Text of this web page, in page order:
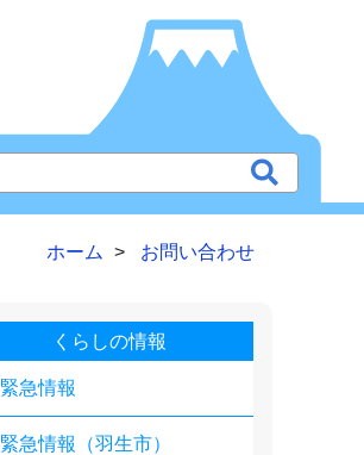
ホーム お問い合わせ
くらしの情報
緊急情報
緊急情報（羽生市）